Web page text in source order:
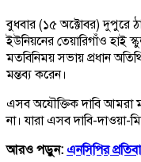
বুধবার (১৫ অক্টোবর) দুপুরে
ইউনিয়নের তেয়ারিগাঁও হাই
মতবিনিময় সভায় প্রধান
মন্তব্য করেন।
এসব অযৌক্তিক দাবি আমরা
না। যারা এসব দাবি-দাওয়া-
আরও পড়ুন: এনসিপির